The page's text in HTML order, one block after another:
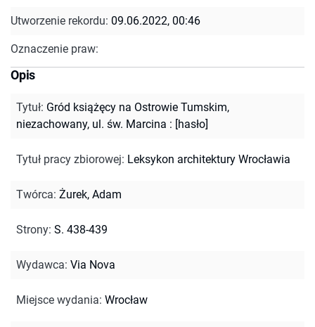
Utworzenie rekordu: 09.06.2022, 00:46
Oznaczenie praw:
Opis
Tytuł: Gród książęcy na Ostrowie Tumskim,
niezachowany, ul. św. Marcina : [hasło]
Tytuł pracy zbiorowej: Leksykon architektury Wrocławia
Twórca: Żurek, Adam
Strony: S. 438-439
Wydawca: Via Nova
Miejsce wydania: Wrocław